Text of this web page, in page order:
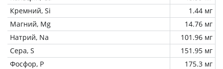
Кремний, Si
1.44 мг
Магний, Mg
14.76 мг
Натрий, Na
101.96 мг
Сера, S
151.95 мг
Фосфор, P
175.3 мг